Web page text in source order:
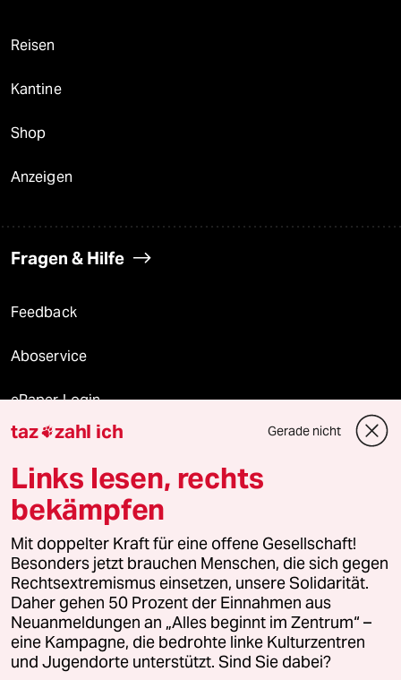
Reisen
Kantine
Shop
Anzeigen
Fragen & Hilfe
Feedback
Aboservice
ePaper Login
Downloads für Abonnierende
© 2026 taz Verlags und Vertriebs GmbH
Alle Rechte vorbehalten. Bei rechtlichen Fragen oder für Genehmigungen
wenden Sie sich bitte an
lizenzen@taz.de
Feedback Redaktionsstatut Kommune-Richtlinien
Leitlinie Informant Datenschutz Impressum AGB
taz zahl ich Gerade nicht
Links lesen, rechts
bekämpfen
Mit doppelter Kraft für eine offene Gesellschaft!
Besonders jetzt brauchen Menschen, die sich gegen
Rechtsextremismus einsetzen, unsere Solidarität.
Daher gehen 50 Prozent der Einnahmen aus
Neuanmeldungen an „Alles beginnt im Zentrum“ –
eine Kampagne, die bedrohte linke Kulturzentren
und Jugendorte unterstützt. Sind Sie dabei?